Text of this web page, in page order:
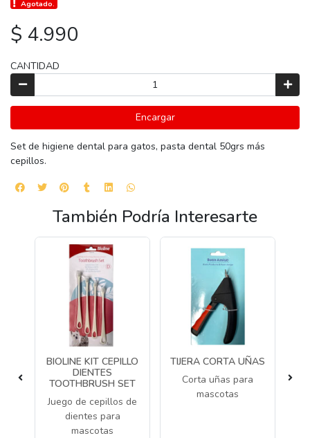
Agotado.
$ 4.990
CANTIDAD
Encargar
Set de higiene dental para gatos, pasta dental 50grs más
cepillos.
También Podría Interesarte
BIOLINE KIT CEPILLO
DIENTES
TOOTHBRUSH SET
Juego de cepillos de
dientes para
mascotas
TIJERA CORTA UÑAS
Corta uñas para
mascotas